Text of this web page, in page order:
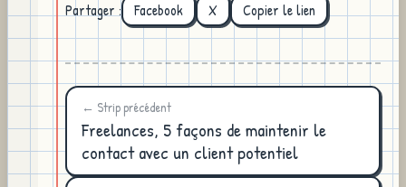
Partager : Facebook X Copier le lien
← Strip précédent
Freelances, 5 façons de maintenir le
contact avec un client potentiel